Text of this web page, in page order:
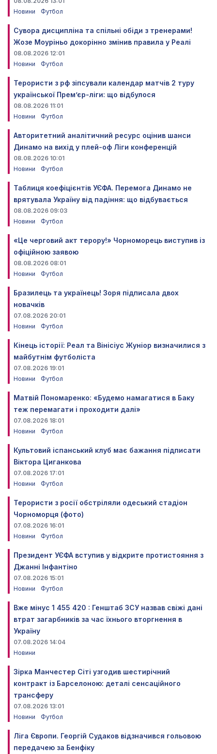
Новини
Футбол
Сувора дисципліна та спільні обіди з тренерами!
Жозе Моуріньо докорінно змінив правила у Реалі
08.08.2026 12:01
Новини
Футбол
Терористи з рф зіпсували календар матчів 2 туру
української Прем’єр-ліги: що відбулося
08.08.2026 11:01
Новини
Футбол
Авторитетний аналітичний ресурс оцінив шанси
Динамо на вихід у плей-оф Ліги конференцій
08.08.2026 10:01
Новини
Футбол
Таблиця коефіцієнтів УЄФА. Перемога Динамо не
врятувала Україну від падіння: що відбувається
08.08.2026 09:03
Новини
Футбол
«Це черговий акт терору!» Чорноморець виступив із
офіційною заявою
08.08.2026 08:01
Новини
Футбол
Бразилець та українець! Зоря підписала двох
новачків
07.08.2026 20:01
Новини
Футбол
Кінець історії: Реал та Вінісіус Жуніор визначилися з
майбутнім футболіста
07.08.2026 19:01
Новини
Футбол
Матвій Пономаренко: «Будемо намагатися в Баку
теж перемагати і проходити далі»
07.08.2026 18:01
Новини
Футбол
Культовий іспанський клуб має бажання підписати
Віктора Циганкова
07.08.2026 17:01
Новини
Футбол
Терористи з росії обстріляли одеський стадіон
Чорноморця (фото)
07.08.2026 16:01
Новини
Футбол
Президент УЄФА вступив у відкрите протистояння з
Джанні Інфантіно
07.08.2026 15:01
Новини
Футбол
Вже мінус 1 455 420 : Генштаб ЗСУ назвав свіжі дані
втрат загарбників за час їхнього вторгнення в
Україну
07.08.2026 14:04
Новини
Зірка Манчестер Сіті узгодив шестирічний
контракт із Барселоною: деталі сенсаційного
трансферу
07.08.2026 13:01
Новини
Футбол
Ліга Європи. Георгій Судаков відзначився гольовою
передачею за Бенфіку